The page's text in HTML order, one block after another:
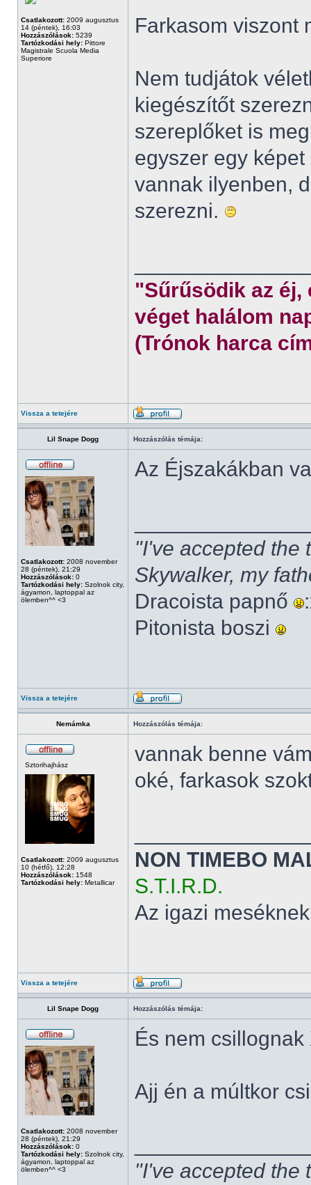
Csatlakozott: 2009 augusztus
14 (péntek), 16:03
Hozzászólások: 5239
Tartózkodási hely: Pittore
Magistrale Scuola Media
Superiore
Farkasom viszont
Nem tudjátok
kiegészítőt
szereplőket is
egyszer egy
vannak ilyenben,
szerezni.
"Sűrűsödik az éj,
véget halálom
(Trónok harca
Vissza a tetejére
Lil Snape Dogg Hozzászólás témája:
Csatlakozott: 2008 november
28 (péntek), 21:29
Hozzászólások: 0
Tartózkodási hely: Szolnok city,
ágyamon, laptoppal az
ölemben^^ <3
Az Éjszakákban
"I've accepted the
Skywalker, my
Dracoista papnő
Pitonista boszi
Vissza a tetejére
Nemámka Hozzászólás témája:
Sztorihajhász
Csatlakozott: 2009 augusztus
10 (hétfő), 12:28
Hozzászólások: 1548
Tartózkodási hely: Metallicar
vannak benne
oké, farkasok
NON TIMEBO
S.T.I.R.D.
Az igazi
Vissza a tetejére
Lil Snape Dogg Hozzászólás témája:
Csatlakozott: 2008 november
28 (péntek), 21:29
Hozzászólások: 0
Tartózkodási hely: Szolnok city,
ágyamon, laptoppal az
ölemben^^ <3
És nem csillognak
Ajj én a múltkor
"I've accepted the